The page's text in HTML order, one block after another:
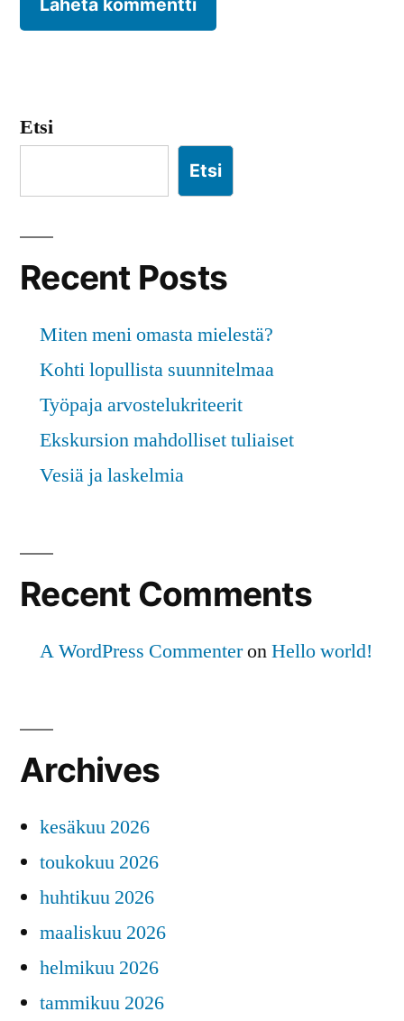
Etsi
Etsi
Recent Posts
Miten meni omasta mielestä?
Kohti lopullista suunnitelmaa
Työpaja arvostelukriteerit
Ekskursion mahdolliset tuliaiset
Vesiä ja laskelmia
Recent Comments
A WordPress CommenteronHello world!
Archives
kesäkuu 2026
toukokuu 2026
huhtikuu 2026
maaliskuu 2026
helmikuu 2026
tammikuu 2026